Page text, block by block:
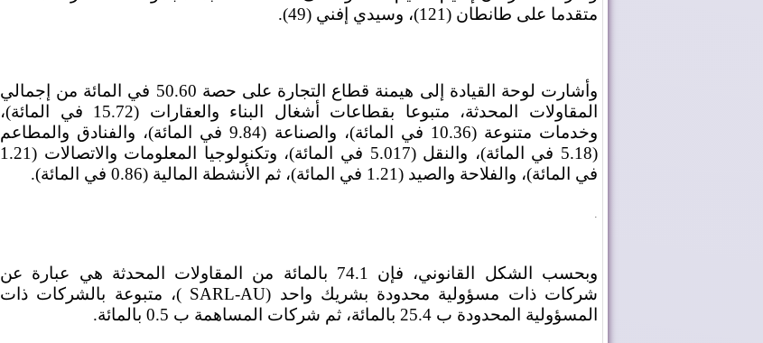
متقدما على طانطان (121)، وسيدي إفني (49).
وأشارت لوحة القيادة إلى هيمنة قطاع التجارة على حصة 50.60 في المائة من إجمالي
المقاولات المحدثة، متبوعا بقطاعات أشغال البناء والعقارات (15.72 في المائة)،
وخدمات متنوعة (10.36 في المائة)، والصناعة (9.84 في المائة)، والفنادق والمطاعم
(5.18 في المائة)، والنقل (5.017 في المائة)، وتكنولوجيا المعلومات والاتصالات (1.21
في المائة)، والفلاحة والصيد (1.21 في المائة)، ثم الأنشطة المالية (0.86 في المائة).
وبحسب الشكل القانوني، فإن 74.1 بالمائة من المقاولات المحدثة هي عبارة عن
شركات ذات مسؤولية محدودة بشريك واحد (SARL-AU )، متبوعة بالشركات ذات
المسؤولية المحدودة ب 25.4 بالمائة، ثم شركات المساهمة ب 0.5 بالمائة.